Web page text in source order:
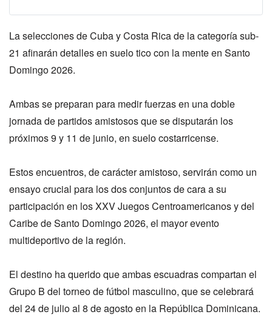
La selecciones de Cuba y Costa Rica de la categoría sub-
21 afinarán detalles en suelo tico con la mente en Santo
Domingo 2026.
Ambas se preparan para medir fuerzas en una doble
jornada de partidos amistosos que se disputarán los
próximos 9 y 11 de junio, en suelo costarricense.
Estos encuentros, de carácter amistoso, servirán como un
ensayo crucial para los dos conjuntos de cara a su
participación en los XXV Juegos Centroamericanos y del
Caribe de Santo Domingo 2026, el mayor evento
multideportivo de la región.
El destino ha querido que ambas escuadras compartan el
Grupo B del torneo de fútbol masculino, que se celebrará
del 24 de julio al 8 de agosto en la República Dominicana.